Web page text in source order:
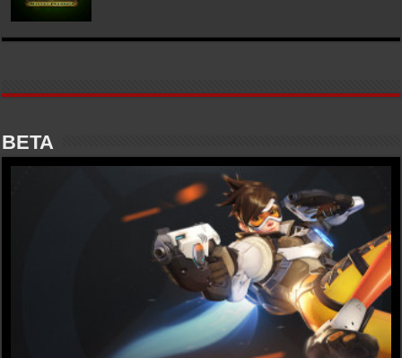
BETA